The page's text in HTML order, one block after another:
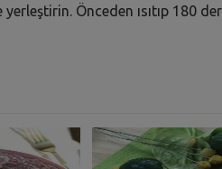
Önceden ısıtıp 180